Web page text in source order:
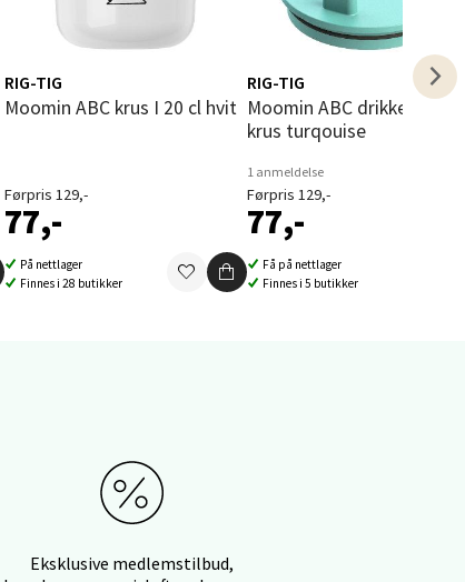
RIG-TIG
Moomin ABC krus I 20 cl hvit
Førpris 129,-
77,-
På nettlager
Finnes i 28 butikker
RIG-TIG
Moomin ABC drikke lokk til
krus turqouise
1 anmeldelse
Førpris 129,-
77,-
Få på nettlager
Finnes i 5 butikker
Eksklusive medlemstilbud,